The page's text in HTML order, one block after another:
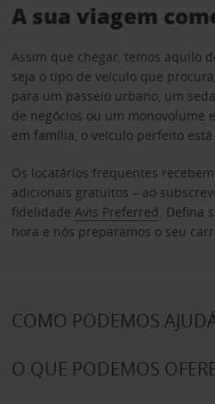
A sua viagem
Assim que chegar, temos aquilo
seja o tipo de veículo que
para um passeio urbano, um
de negócios ou um monovolume
em família, o veículo perfeito está
Os locatários frequentes
adicionais gratuitos – ao
fidelidade Avis Preferred. Defina
hora e nós preparamos o seu
COMO PODEMOS
O QUE PODEMOS